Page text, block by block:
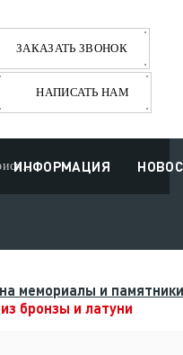
ЗАКАЗАТЬ ЗВОНОК
НАПИСАТЬ НАМ
ИНФОРМАЦИЯ
мемориалы и памятники
бронзы и латуни